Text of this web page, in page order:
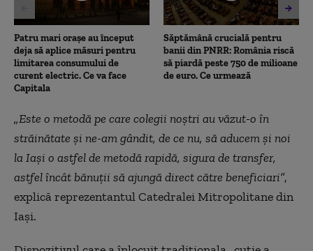
Patru mari orașe au început
deja să aplice măsuri pentru
limitarea consumului de
curent electric. Ce va face
Capitala
Săptămână crucială pentru
banii din PNRR: România riscă
să piardă peste 750 de milioane
de euro. Ce urmează
„Este o metodă pe care colegii noștri au văzut-o în
străinătate și ne-am gândit, de ce nu, să aducem și noi
la Iași o astfel de metodă rapidă, sigura de transfer,
astfel încât bănuții să ajungă direct către beneficiari”,
explică reprezentantul Catedralei Mitropolitane din
Iași.